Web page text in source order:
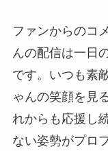
ファンからのコ
んの配信は一日
です。いつも素
ゃんの笑顔を見
れからも応援し
ない姿勢がプロ